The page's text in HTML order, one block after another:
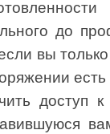
до
вы
доступ